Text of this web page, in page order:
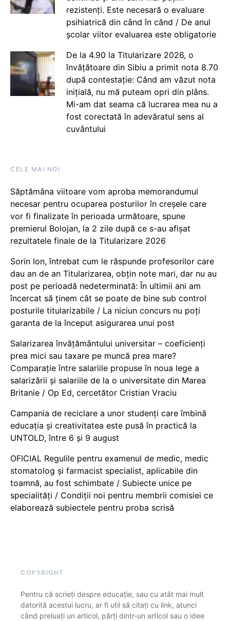
rezistenți. Este necesară o evaluare
psihiatrică din când în când / De anul
școlar viitor evaluarea este obligatorie
De la 4.90 la Titularizare 2026, o
învățătoare din Sibiu a primit nota 8.70
după contestație: Când am văzut nota
inițială, nu mă puteam opri din plâns.
Mi-am dat seama că lucrarea mea nu a
fost corectată în adevăratul sens al
cuvântului
CELE MAI NOI
Săptămâna viitoare vom aproba memorandumul
necesar pentru ocuparea posturilor în creșele care
vor fi finalizate în perioada următoare, spune
premierul Bolojan, la 2 zile după ce s-au afișat
rezultatele finale de la Titularizare 2026
Sorin Ion, întrebat cum le răspunde profesorilor care
dau an de an Titularizarea, obțin note mari, dar nu au
post pe perioadă nedeterminată: În ultimii ani am
încercat să ținem cât se poate de bine sub control
posturile titularizabile / La niciun concurs nu poți
garanta de la început asigurarea unui post
Salarizarea învățământului universitar – coeficienți
prea mici sau taxare pe muncă prea mare?
Comparație între salariile propuse în noua lege a
salarizării și salariile de la o universitate din Marea
Britanie / Op Ed, cercetător Cristian Vraciu
Campania de reciclare a unor studenți care îmbină
educația și creativitatea este pusă în practică la
UNTOLD, între 6 și 9 august
OFICIAL Regulile pentru examenul de medic, medic
stomatolog și farmacist specialist, aplicabile din
toamnă, au fost schimbate / Subiecte unice pe
specialități / Condiții noi pentru membrii comisiei ce
elaborează subiectele pentru proba scrisă
COPYRIGHT
Pentru că scrieți despre educație, sau cu atât mai mult
datorită acestui lucru, ar fi util să citați cu link, atunci
când preluați un articol, părți dintr-un articol sau o idee